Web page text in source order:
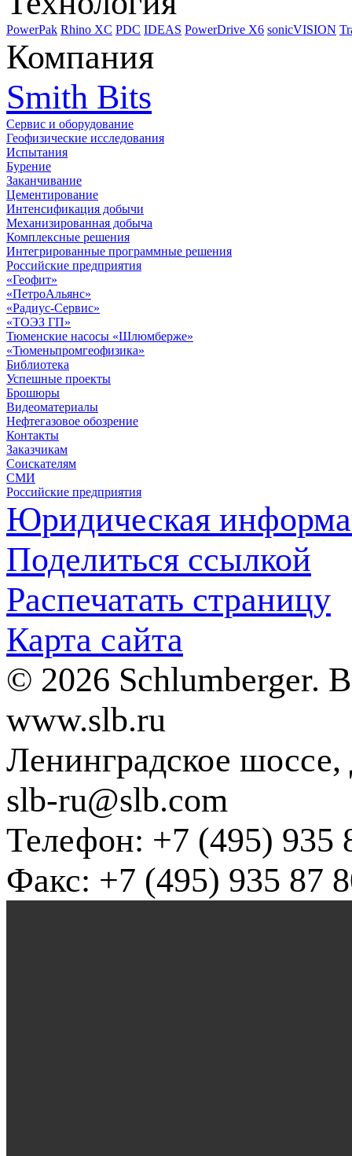
PowerPak Rhino XC PDC IDEAS PowerDrive X6 sonicVISION
Компания
Smith Bits
Сервис и оборудование
Геофизические исследования
Испытания
Бурение
Заканчивание
Цементирование
Интенсификация добычи
Механизированная добыча
Комплексные решения
Интегрированные программные решения
Российские предприятия
«Геофит»
«ПетроАльянс»
«Радиус-Сервис»
«ТОЭЗ ГП»
Тюменские насосы «Шлюмберже»
«Тюменьпромгеофизика»
Библиотека
Успешные проекты
Брошюры
Видеоматериалы
Нефтегазовое обозрение
Контакты
Заказчикам
Соискателям
СМИ
Российские предприятия
Юридическая
Поделиться ссылкой
Распечатать страницу
Карта сайта
© 2026 Schlumberger.
www.slb.ru
Ленинградское
slb-ru@slb.com
Телефон: +7 (495) 935
Факс: +7 (495) 935 87